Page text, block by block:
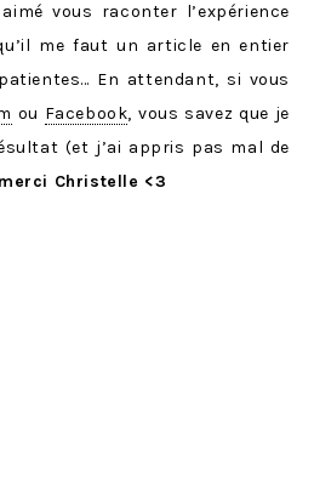
vous raconter l’expérience
me faut un article en entier
En attendant, si vous
ou Facebook, vous savez que je
(et j’ai appris pas mal de
Christelle <3